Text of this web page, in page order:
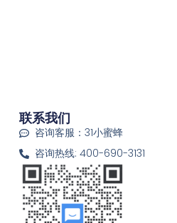
联系我们
咨询客服：31小蜜蜂
咨询热线: 400-690-3131